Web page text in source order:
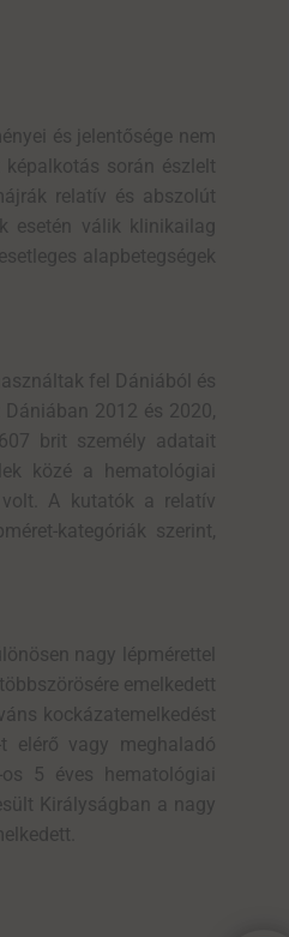
és jelentősége nem
során észlelt
relatív és abszolút
esetén válik klinikailag
alapbetegségek
fel Dániából és
2012 és 2020,
brit személy adatait
közé a hematológiai
A kutatók a relatív
kategóriák szerint,
nagy lépmérettel
emelkedett
kockázatemelkedést
elérő vagy meghaladó
5 éves hematológiai
Királyságban a nagy